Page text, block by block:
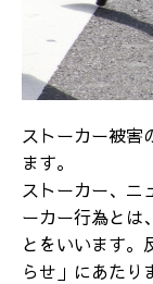
ストーカー被害
ます。
ストーカー、ニ
ーカー行為とは
とをいいます。
らせ」にあたり